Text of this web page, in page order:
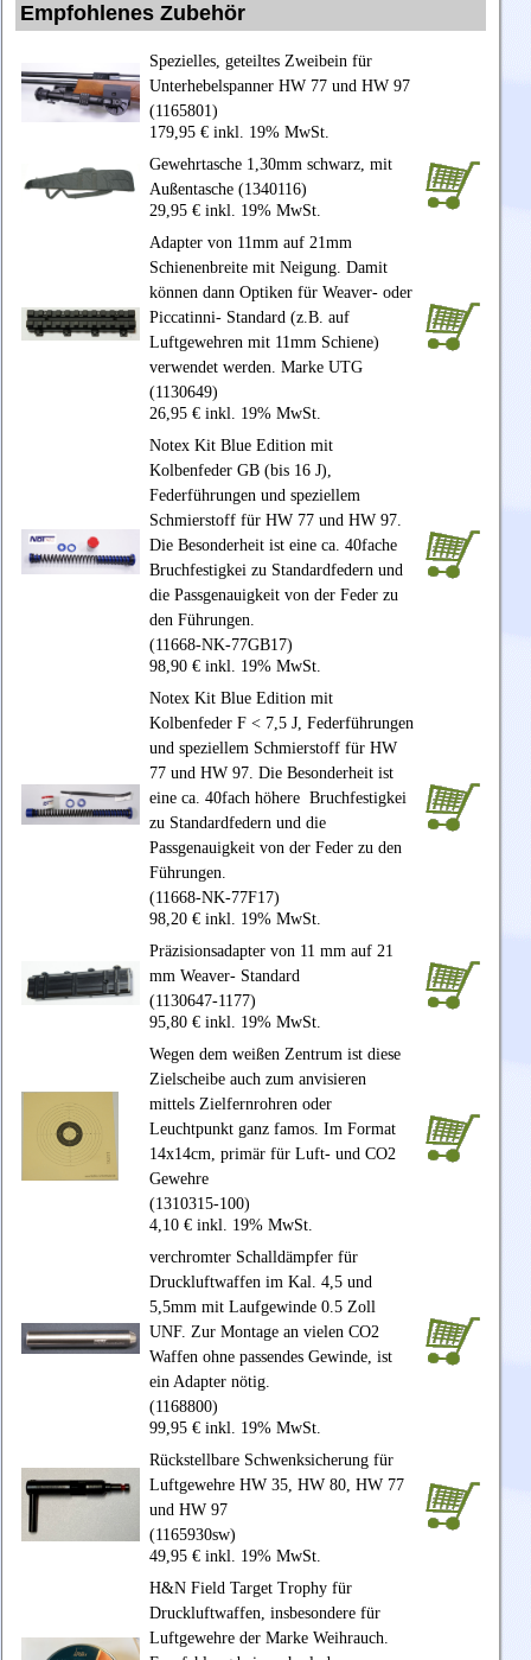
Empfohlenes Zubehör
Spezielles, geteiltes Zweibein für
Unterhebelspanner HW 77 und HW 97
(1165801)
179,95 € inkl. 19% MwSt.
Gewehrtasche 1,30mm schwarz, mit
Außentasche (1340116)
29,95 € inkl. 19% MwSt.
Adapter von 11mm auf 21mm
Schienenbreite mit Neigung. Damit
können dann Optiken für Weaver- oder
Piccatinni- Standard (z.B. auf
Luftgewehren mit 11mm Schiene)
verwendet werden. Marke UTG
(1130649)
26,95 € inkl. 19% MwSt.
Notex Kit Blue Edition mit
Kolbenfeder GB (bis 16 J),
Federführungen und speziellem
Schmierstoff für HW 77 und HW 97.
Die Besonderheit ist eine ca. 40fache
Bruchfestigkei zu Standardfedern und
die Passgenauigkeit von der Feder zu
den Führungen.
(11668-NK-77GB17)
98,90 € inkl. 19% MwSt.
Notex Kit Blue Edition mit
Kolbenfeder F < 7,5 J, Federführungen
und speziellem Schmierstoff für HW
77 und HW 97. Die Besonderheit ist
eine ca. 40fach höhere Bruchfestigkei
zu Standardfedern und die
Passgenauigkeit von der Feder zu den
Führungen.
(11668-NK-77F17)
98,20 € inkl. 19% MwSt.
Präzisionsadapter von 11 mm auf 21
mm Weaver- Standard
(1130647-1177)
95,80 € inkl. 19% MwSt.
Wegen dem weißen Zentrum ist diese
Zielscheibe auch zum anvisieren
mittels Zielfernrohren oder
Leuchtpunkt ganz famos. Im Format
14x14cm, primär für Luft- und CO2
Gewehre
(1310315-100)
4,10 € inkl. 19% MwSt.
verchromter Schalldämpfer für
Druckluftwaffen im Kal. 4,5 und
5,5mm mit Laufgewinde 0.5 Zoll
UNF. Zur Montage an vielen CO2
Waffen ohne passendes Gewinde, ist
ein Adapter nötig.
(1168800)
99,95 € inkl. 19% MwSt.
Rückstellbare Schwenksicherung für
Luftgewehre HW 35, HW 80, HW 77
und HW 97
(1165930sw)
49,95 € inkl. 19% MwSt.
H&N Field Target Trophy für
Druckluftwaffen, insbesondere für
Luftgewehre der Marke Weihrauch.